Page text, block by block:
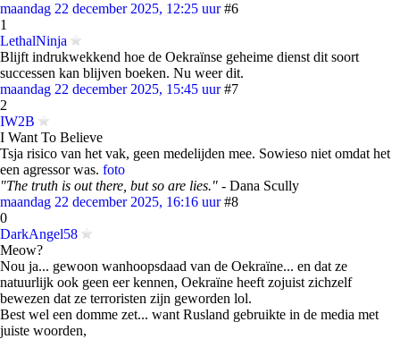
maandag 22 december 2025, 12:25 uur #6
1
LethalNinja
Blijft indrukwekkend hoe de Oekraïnse geheime dienst dit soort
successen kan blijven boeken. Nu weer dit.
maandag 22 december 2025, 15:45 uur #7
2
IW2B
I Want To Believe
Tsja risico van het vak, geen medelijden mee. Sowieso niet omdat het
een agressor was. foto
"The truth is out there, but so are lies." - Dana Scully
maandag 22 december 2025, 16:16 uur #8
0
DarkAngel58
Meow?
Nou ja... gewoon wanhoopsdaad van de Oekraïne... en dat ze
natuurlijk ook geen eer kennen, Oekraïne heeft zojuist zichzelf
bewezen dat ze terroristen zijn geworden lol.
Best wel een domme zet... want Rusland gebruikte in de media met
juiste woorden,